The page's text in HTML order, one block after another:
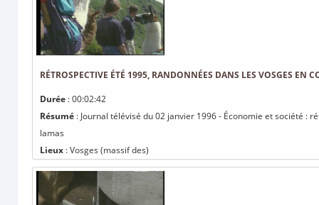
RÉTROSPECTIVE ÉTÉ 1995, RANDONNÉES DANS LES VOSGES EN
Durée : 00:02:42
Résumé : Journal télévisé du 02 janvier 1996 - Économie et société :
lamas
Lieux : Vosges (massif des)